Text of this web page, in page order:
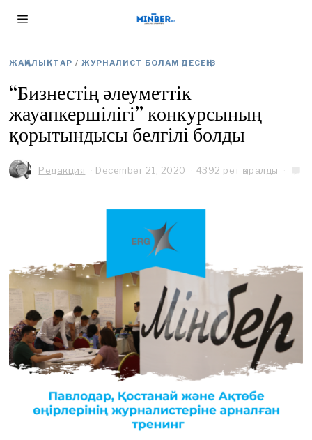
ЖАҢАЛЫҚТАР / ЖУРНАЛИСТ БОЛАМ ДЕСЕҢІЗ
“Бизнестің әлеуметтік
жауапкершілігі” конкурсының
қорытындысы белгілі болды
Редакция December 21, 2020
c
2
2
1
4392 рет қаралды